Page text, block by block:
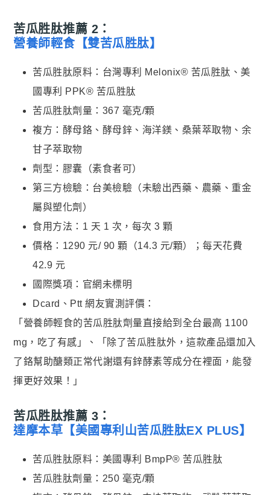
苦瓜胜肽推薦 2：
營養師輕食【雙苦瓜胜肽】
苦瓜胜肽原料：台灣專利 Melonix® 苦瓜胜肽、美
國專利 PPK® 苦瓜胜肽
苦瓜胜肽劑量：367 毫克/顆
複方：酵母鉻、酵母鋅、海洋鎂、桑葉萃取物、余
甘子萃取物
劑型：膠囊（素食者可）
第三方檢驗：台美檢驗（未驗出西藥、農藥、重金
屬與塑化劑）
食用方法：1 天 1 次，每次 3 顆
價格：1290 元/ 90 顆（14.3 元/顆）；每天花費
42.9 元
國際獎項：官網未標明
Dcard、Ptt 網友實測評價：
「營養師輕食的苦瓜胜肽劑量直接給到全台最高 1100
mg，吃了有感」、「除了苦瓜胜肽外，這款產品還加入
了鉻幫助醣類正常代謝還有鋅酵素等成分在裡面，能發
揮更好效果！」
苦瓜胜肽推薦 3：
達摩本草【美國專利山苦瓜胜肽EX PLUS】
苦瓜胜肽原料：美國專利 BmpP® 苦瓜胜肽
苦瓜胜肽劑量：250 毫克/顆